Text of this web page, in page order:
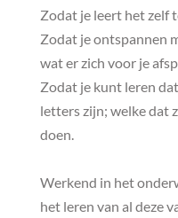
Zodat je leert het zelf
Zodat je ontspannen
wat er zich voor je
Zodat je kunt leren
letters zijn; welke dat
doen.
Werkend in het
het leren van al deze